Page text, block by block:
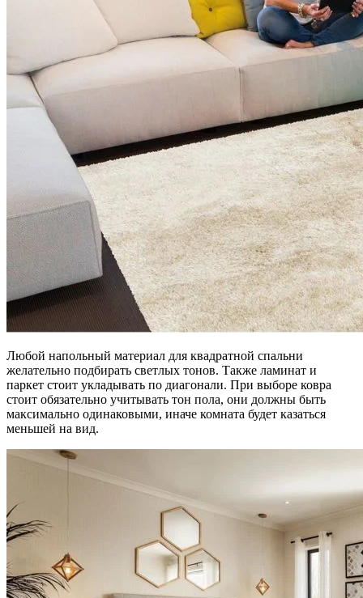
Любой напольный материал для квадратной спальни
желательно подбирать светлых тонов. Также ламинат и
паркет стоит укладывать по диагонали. При выборе ковра
стоит обязательно учитывать тон пола, они должны быть
максимально одинаковыми, иначе комната будет казаться
меньшей на вид.